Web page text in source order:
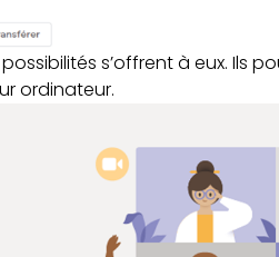
s’offrent à eux. Ils
ordinateur.